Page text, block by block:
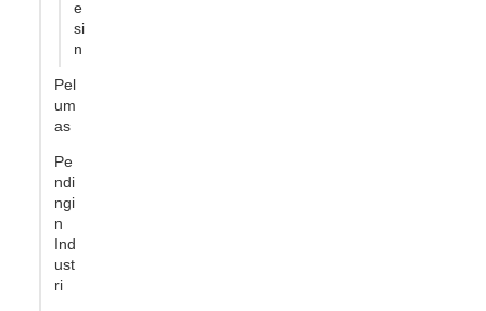
e
si
n
Pel
um
as
Pe
ndi
ngi
n
Ind
ust
ri